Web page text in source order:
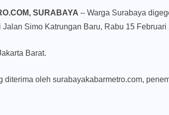
SURABAYA – Warga Surabaya
Simo Katrungan Baru, Rabu 15 Februari
Barat.
diterima oleh surabayakabarmetro.com,